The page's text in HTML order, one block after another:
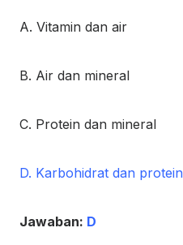
A. Vitamin dan air
B. Air dan mineral
C. Protein dan mineral
D. Karbohidrat dan protein
Jawaban: D